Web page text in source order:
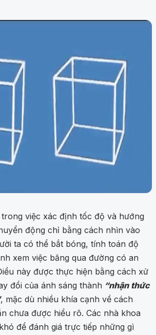
việc xác định tốc độ và hướng
động chỉ bằng cách nhìn vào
ta có thể bắt bóng, tính toán độ
xem việc băng qua đường có an
này được thực hiện bằng cách xử
đổi của ánh sáng thành “nhận thức
, mặc dù nhiều khía cạnh về cách
chưa được hiểu rõ. Các nhà khoa
để đánh giá trực tiếp những gì